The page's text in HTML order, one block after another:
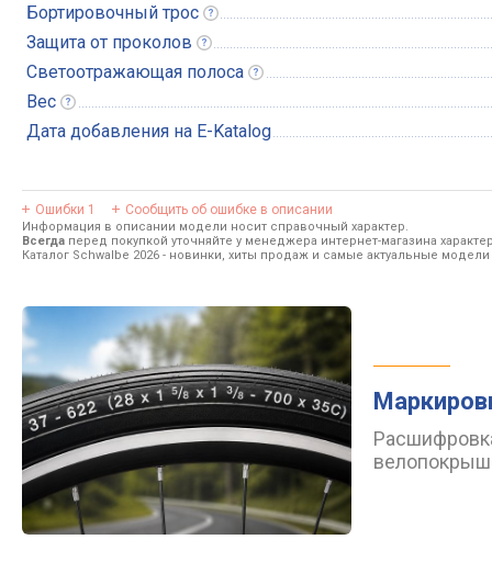
Бортировочный трос
Защита от проколов
Светоотражающая полоса
Вес
Дата добавления на E-Katalog
Ошибки 1 Сообщить об ошибке в описании
Информация в описании модели носит справочный характер.
Всегда перед покупкой уточняйте у менеджера интернет-магазина
Каталог Schwalbe 2026 - новинки, хиты продаж и самые актуальные модели